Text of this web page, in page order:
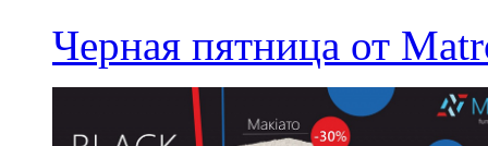
Черная пятница от